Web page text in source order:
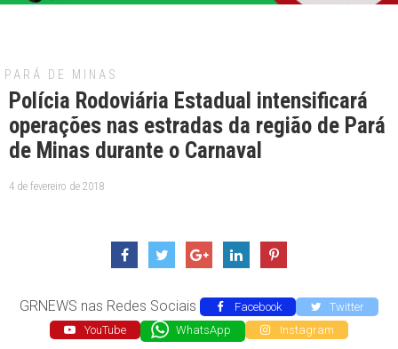
PARÁ DE MINAS
Polícia Rodoviária Estadual intensificará
operações nas estradas da região de Pará
de Minas durante o Carnaval
4 de fevereiro de 2018
GRNEWS nas Redes Sociais Facebook
Twitter
YouTube
WhatsApp Instagram